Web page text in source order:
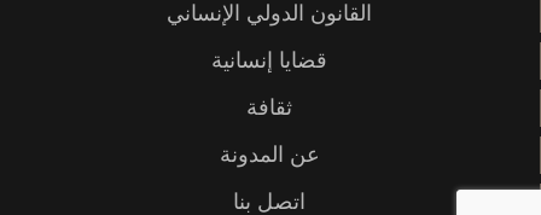
القانون الدولي الإنساني
قضايا إنسانية
ثقافة
عن المدونة
اتصل بنا